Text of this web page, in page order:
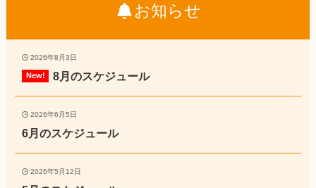
お知らせ
2026年8月3日
8月のスケジュール
2026年6月5日
6月のスケジュール
2026年5月12日